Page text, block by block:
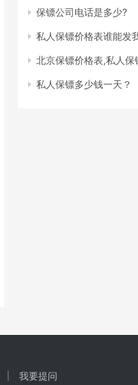
保镖公司电话是多少?
私人保镖价格表谁能发
北京保镖价格表,私人保
私人保镖多少钱一天？
我要提问